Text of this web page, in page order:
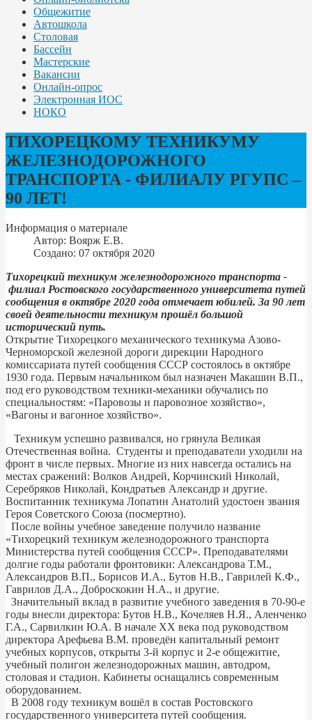
Общежитие
Автошкола
Столовая
Бассейн
Мастерские
Вакансии
Онлайн-опрос
Электронная ИОС
НОКО
ТИХОРЕЦКОМУ ТЕХНИКУМУ
ЖЕЛЕЗНОДОРОЖНОГО
ТРАНСПОРТА - ФИЛИАЛУ РГУПС –
90 ЛЕТ!
Информация о материале
Автор: Воярж Е.В.
Создано: 07 октября 2020
Тихорецкий техникум железнодорожного транспорта -
филиал Ростовского государственного университета путей
сообщения в октябре 2020 года отмечает юбилей. За 90 лет
своей деятельности техникум прошёл большой
исторический путь.
Открытие Тихорецкого механического техникума Азово-
Черноморской железной дороги дирекции Народного
комиссариата путей сообщения СССР состоялось в октябре
1930 года. Первым начальником был назначен Макашин В.П.,
под его руководством техники-механики обучались по
специальностям: «Паровозы и паровозное хозяйство»,
«Вагоны и вагонное хозяйство».
Техникум успешно развивался, но грянула Великая
Отечественная война. Студенты и преподаватели уходили на
фронт в числе первых. Многие из них навсегда остались на
местах сражений: Волков Андрей, Корчинский Николай,
Серебряков Николай, Кондратьев Александр и другие.
Воспитанник техникума Лопатин Анатолий удостоен звания
Героя Советского Союза (посмертно).
После войны учебное заведение получило название
«Тихорецкий техникум железнодорожного транспорта
Министерства путей сообщения СССР». Преподавателями
долгие годы работали фронтовики: Александрова Т.М.,
Александров В.П., Борисов И.А., Бутов Н.В., Гаврилей К.Ф.,
Гаврилов Д.А., Доброскокин Н.А., и другие.
Значительный вклад в развитие учебного заведения в 70-90-е
годы внесли директора: Бутов Н.В., Кочеляев Н.Я., Аленченко
Г.А., Сарвилкин Ю.А. В начале ХХ века под руководством
директора Арефьева В.М. проведён капитальный ремонт
учебных корпусов, открыты 3-й корпус и 2-е общежитие,
учебный полигон железнодорожных машин, автодром,
столовая и стадион. Кабинеты оснащались современным
оборудованием.
В 2008 году техникум вошёл в состав Ростовского
государственного университета путей сообщения.